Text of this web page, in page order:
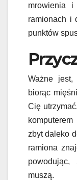
mrowienia
ramionach i
punktów
Ważne
biorąc
Cię
zbyt daleko
ramiona
muszą.